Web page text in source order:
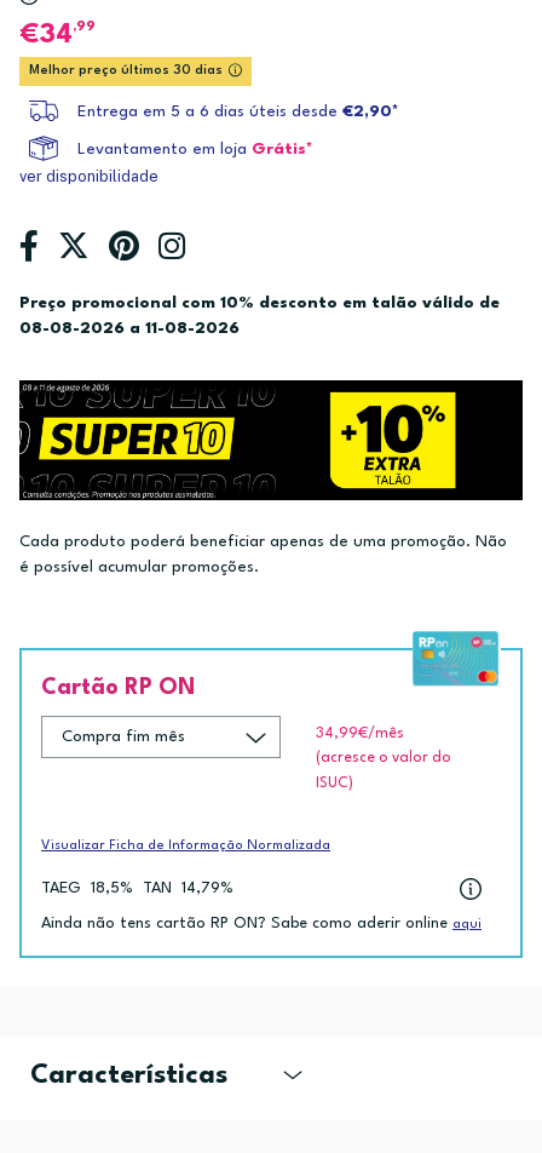
34,99
Melhor preço últimos 30 dias
Entrega em 5 a 6 dias úteis desde €2,90*
Levantamento em loja Grátis*
ver disponibilidade
Preço promocional com 10% desconto em talão válido de
08-08-2026 a 11-08-2026
Cada produto poderá beneficiar apenas de uma promoção. Não
é possível acumular promoções.
Cartão RP ON
34,99€/mês
(acresce o valor do
ISUC)
Visualizar Ficha de Informação Normalizada
TAEG 18,5% TAN 14,79%
Ainda não tens cartão RP ON? Sabe como aderir online aqui
Características